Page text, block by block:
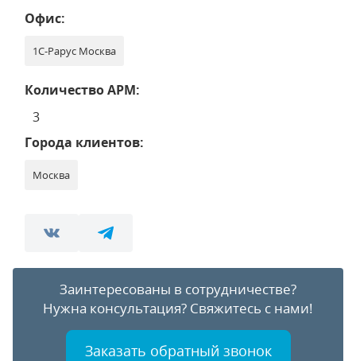
Офис:
1С-Рарус Москва
Количество АРМ:
3
Города клиентов:
Москва
Заинтересованы в сотрудничестве?
Нужна консультация? Свяжитесь с нами!
Заказать обратный звонок